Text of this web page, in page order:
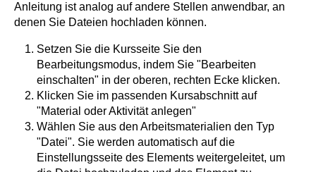
Anleitung ist analog auf andere Stellen anwendbar, an
denen Sie Dateien hochladen können.
Setzen Sie die Kursseite Sie den
Bearbeitungsmodus, indem Sie "Bearbeiten
einschalten" in der oberen, rechten Ecke klicken.
Klicken Sie im passenden Kursabschnitt auf
"Material oder Aktivität anlegen"
Wählen Sie aus den Arbeitsmaterialien den Typ
"Datei". Sie werden automatisch auf die
Einstellungsseite des Elements weitergeleitet, um